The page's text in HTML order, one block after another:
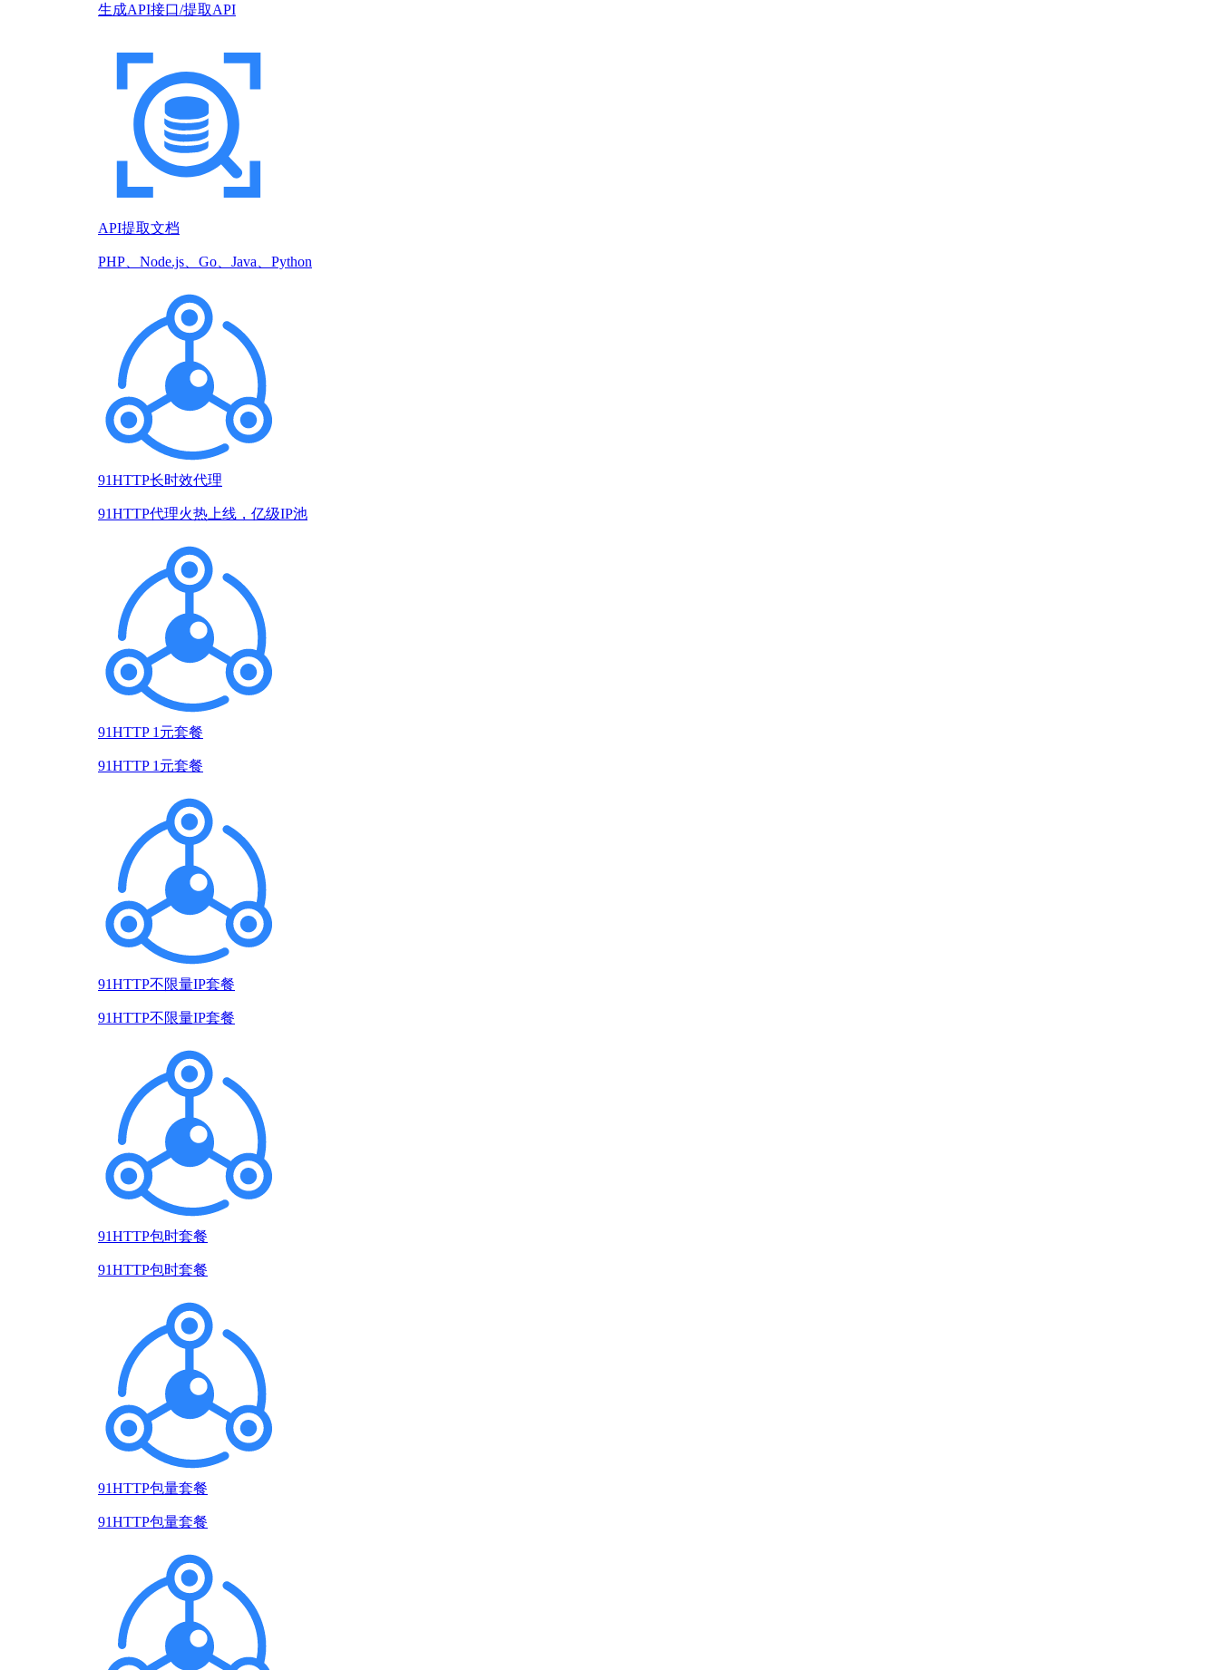
生成API接口/提取API
API提取文档
PHP、Node.js、Go、Java、Python
91HTTP长时效代理
91HTTP代理火热上线，亿级IP池
91HTTP 1元套餐
91HTTP 1元套餐
91HTTP不限量IP套餐
91HTTP不限量IP套餐
91HTTP包时套餐
91HTTP包时套餐
91HTTP包量套餐
91HTTP包量套餐